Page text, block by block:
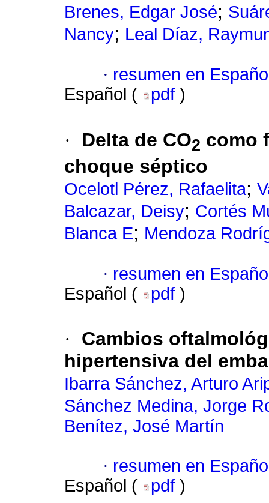
Brenes, Edgar José;
Nancy; Leal Díaz,
· resumen en
Español (
pdf )
· Delta de CO2 como
choque séptico
Ocelotl Pérez, Rafaelita;
Balcazar, Deisy; Cortés
Blanca E; Mendoza
· resumen en
Español (
pdf )
·
Cambios
hipertensiva del
Ibarra Sánchez, Arturo
Sánchez Medina, Jorge
Benítez, José Martín
· resumen en
Español (
pdf )